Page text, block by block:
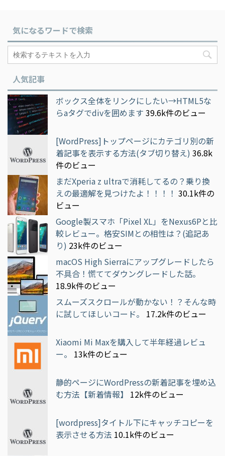
気になるワードで検索
人気記事
ボックス全体をリンクにしたい→HTML5な
らaタグでdivを囲めます 39.6k件のビュー
[WordPress]トップページにカテゴリ別の新
着記事を表示する方法(タブ切り替え) 36.8k
件のビュー
まだXperia z ultraで消耗してるの？乗り換
えの最適解を見つけたよ！！！！ 30.1k件の
ビュー
Google製スマホ「Pixel XL」をNexus6Pと比
較レビュー。格安SIMとの相性は？(追記あ
り) 23k件のビュー
macOS High Sierraにアップグレードしたら
不具合！慌ててダウングレードした話。
18.9k件のビュー
スムーズスクロールが動かない！？そんな時
に試してほしいコード。
17.2k件のビュー
Xiaomi Mi Maxを購入して半年経過レビュ
ー。
13k件のビュー
静的ページにWordPressの新着記事を埋め込
む方法【新着情報】
12k件のビュー
[wordpress]タイトル下にキャッチコピーを
表示させる方法 10.1k件のビュー